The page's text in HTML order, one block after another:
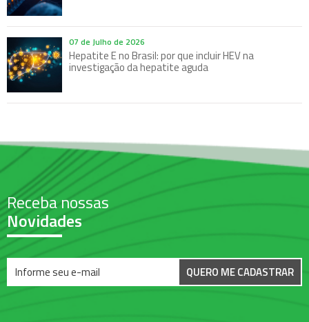
07 de Julho de 2026
Hepatite E no Brasil: por que incluir HEV na
investigação da hepatite aguda
Receba nossas
Novidades
QUERO ME CADASTRAR